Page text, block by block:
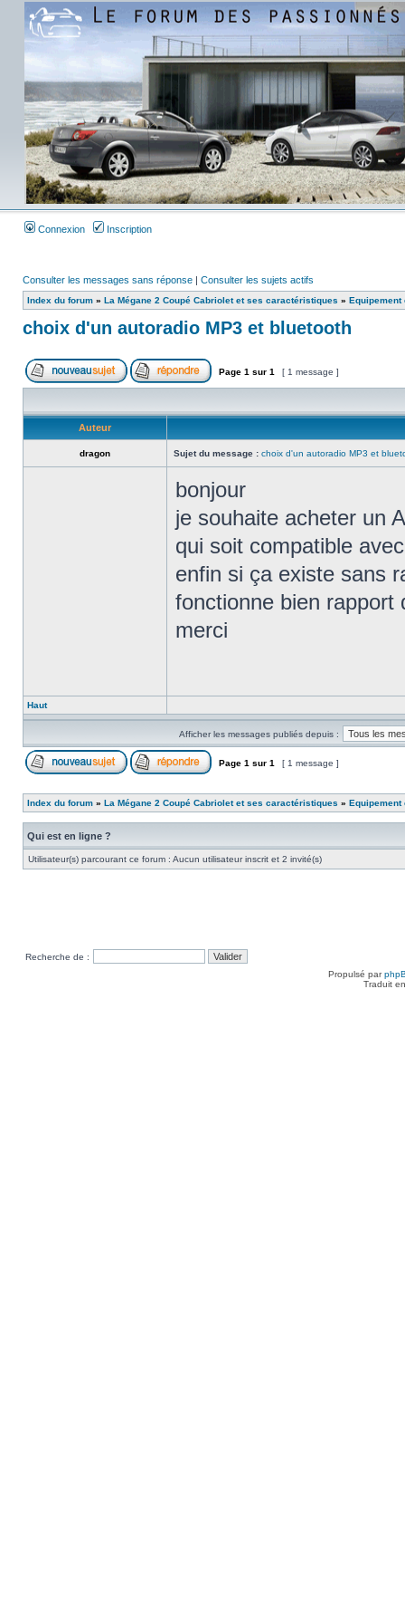
Connexion Inscription
Consulter les messages sans réponse | Consulter les sujets actifs
Index du forum » La Mégane 2 Coupé Cabriolet et ses caractéristiques » Equipement
choix d'un autoradio MP3 et bluetooth
Page 1 sur 1 [ 1 message ]
Auteur
dragon Sujet du message : choix d'un autoradio MP3 et
bonjour
je souhaite acheter un
qui soit compatible
enfin si ça existe sans
fonctionne bien rapport
merci
Haut
Afficher les messages publiés depuis :
Page 1 sur 1 [ 1 message ]
Index du forum » La Mégane 2 Coupé Cabriolet et ses caractéristiques » Equipement
Qui est en ligne ?
Utilisateur(s) parcourant ce forum : Aucun utilisateur inscrit et 2 invité(s)
Recherche de :
Propulsé par
Traduit